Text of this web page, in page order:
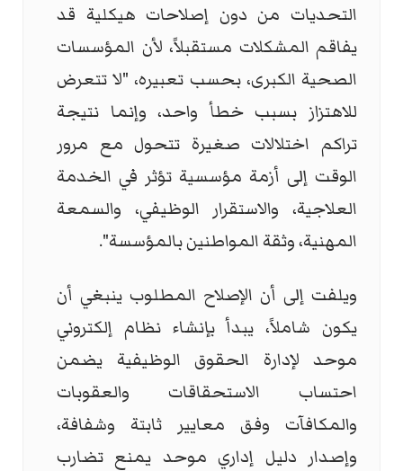
التحديات من دون إصلاحات هيكلية قد
يفاقم المشكلات مستقبلاً، لأن المؤسسات
الصحية الكبرى، بحسب تعبيره، "لا تتعرض
للاهتزاز بسبب خطأ واحد، وإنما نتيجة
تراكم اختلالات صغيرة تتحول مع مرور
الوقت إلى أزمة مؤسسية تؤثر في الخدمة
العلاجية، والاستقرار الوظيفي، والسمعة
المهنية، وثقة المواطنين بالمؤسسة".
ويلفت إلى أن الإصلاح المطلوب ينبغي أن
يكون شاملاً، يبدأ بإنشاء نظام إلكتروني
موحد لإدارة الحقوق الوظيفية يضمن
احتساب الاستحقاقات والعقوبات
والمكافآت وفق معايير ثابتة وشفافة،
وإصدار دليل إداري موحد يمنع تضارب